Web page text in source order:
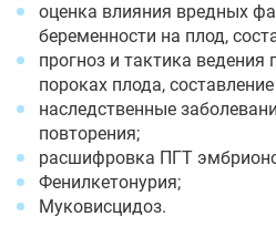
оценка влияния вредных
беременности на плод,
прогноз и тактика
пороках плода,
наследственные
повторения;
расшифровка ПГТ
Фенилкетонурия;
Муковисцидоз.